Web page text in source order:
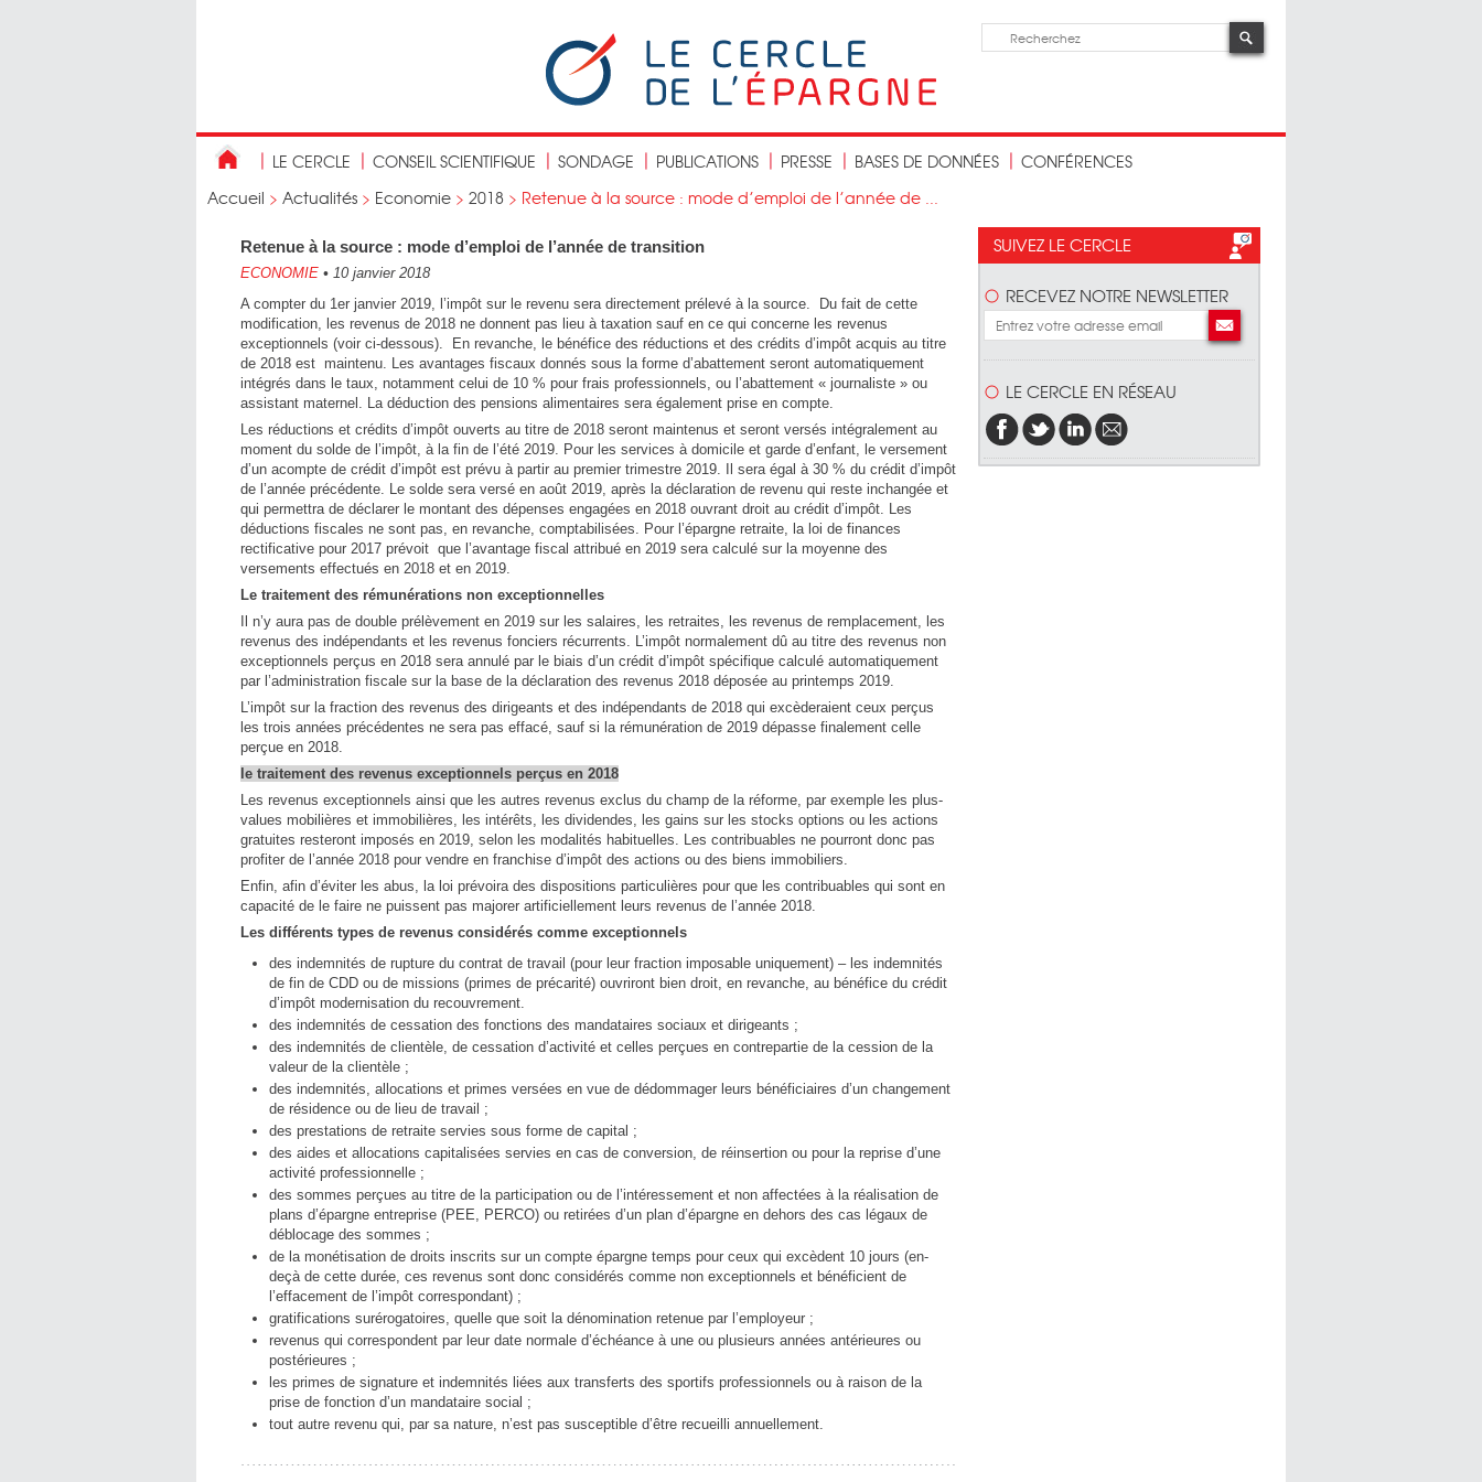
LE CERCLE CONSEIL SCIENTIFIQUE SONDAGE PUBLICATIONS PRESSE BASES DE DONNÉES
CONFÉRENCES
Accueil > Actualités > Economie > 2018 > Retenue à la source : mode d’emploi de l’année de ...
Retenue à la source : mode d’emploi de l’année de transition
ECONOMIE • 10 janvier 2018
A compter du 1er janvier 2019, l’impôt sur le revenu sera directement prélevé à la source. Du fait de cette
modification, les revenus de 2018 ne donnent pas lieu à taxation sauf en ce qui concerne les revenus
exceptionnels (voir ci-dessous). En revanche, le bénéfice des réductions et des crédits d’impôt acquis au titre
de 2018 est maintenu. Les avantages fiscaux donnés sous la forme d’abattement seront automatiquement
intégrés dans le taux, notamment celui de 10 % pour frais professionnels, ou l’abattement « journaliste » ou
assistant maternel. La déduction des pensions alimentaires sera également prise en compte.
Les réductions et crédits d’impôt ouverts au titre de 2018 seront maintenus et seront versés intégralement au
moment du solde de l’impôt, à la fin de l’été 2019. Pour les services à domicile et garde d’enfant, le versement
d’un acompte de crédit d’impôt est prévu à partir au premier trimestre 2019. Il sera égal à 30 % du crédit d’impôt
de l’année précédente. Le solde sera versé en août 2019, après la déclaration de revenu qui reste inchangée et
qui permettra de déclarer le montant des dépenses engagées en 2018 ouvrant droit au crédit d’impôt. Les
déductions fiscales ne sont pas, en revanche, comptabilisées. Pour l’épargne retraite, la loi de finances
rectificative pour 2017 prévoit que l’avantage fiscal attribué en 2019 sera calculé sur la moyenne des
versements effectués en 2018 et en 2019.
Le traitement des rémunérations non exceptionnelles
Il n’y aura pas de double prélèvement en 2019 sur les salaires, les retraites, les revenus de remplacement, les
revenus des indépendants et les revenus fonciers récurrents. L’impôt normalement dû au titre des revenus non
exceptionnels perçus en 2018 sera annulé par le biais d’un crédit d’impôt spécifique calculé automatiquement
par l’administration fiscale sur la base de la déclaration des revenus 2018 déposée au printemps 2019.
L’impôt sur la fraction des revenus des dirigeants et des indépendants de 2018 qui excèderaient ceux perçus
les trois années précédentes ne sera pas effacé, sauf si la rémunération de 2019 dépasse finalement celle
perçue en 2018.
le traitement des revenus exceptionnels perçus en 2018
Les revenus exceptionnels ainsi que les autres revenus exclus du champ de la réforme, par exemple les plus-
values mobilières et immobilières, les intérêts, les dividendes, les gains sur les stocks options ou les actions
gratuites resteront imposés en 2019, selon les modalités habituelles. Les contribuables ne pourront donc pas
profiter de l’année 2018 pour vendre en franchise d’impôt des actions ou des biens immobiliers.
Enfin, afin d’éviter les abus, la loi prévoira des dispositions particulières pour que les contribuables qui sont en
capacité de le faire ne puissent pas majorer artificiellement leurs revenus de l’année 2018.
Les différents types de revenus considérés comme exceptionnels
des indemnités de rupture du contrat de travail (pour leur fraction imposable uniquement) – les indemnités
de fin de CDD ou de missions (primes de précarité) ouvriront bien droit, en revanche, au bénéfice du crédit
d’impôt modernisation du recouvrement.
des indemnités de cessation des fonctions des mandataires sociaux et dirigeants ;
des indemnités de clientèle, de cessation d’activité et celles perçues en contrepartie de la cession de la
valeur de la clientèle ;
des indemnités, allocations et primes versées en vue de dédommager leurs bénéficiaires d’un changement
de résidence ou de lieu de travail ;
des prestations de retraite servies sous forme de capital ;
des aides et allocations capitalisées servies en cas de conversion, de réinsertion ou pour la reprise d’une
activité professionnelle ;
des sommes perçues au titre de la participation ou de l’intéressement et non affectées à la réalisation de
plans d’épargne entreprise (PEE, PERCO) ou retirées d’un plan d’épargne en dehors des cas légaux de
déblocage des sommes ;
de la monétisation de droits inscrits sur un compte épargne temps pour ceux qui excèdent 10 jours (en-
deçà de cette durée, ces revenus sont donc considérés comme non exceptionnels et bénéficient de
l’effacement de l’impôt correspondant) ;
gratifications surérogatoires, quelle que soit la dénomination retenue par l’employeur ;
revenus qui correspondent par leur date normale d’échéance à une ou plusieurs années antérieures ou
postérieures ;
les primes de signature et indemnités liées aux transferts des sportifs professionnels ou à raison de la
prise de fonction d’un mandataire social ;
tout autre revenu qui, par sa nature, n’est pas susceptible d’être recueilli annuellement.
SUIVEZ LE CERCLE
RECEVEZ NOTRE NEWSLETTER
LE CERCLE EN RÉSEAU